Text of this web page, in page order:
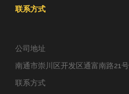
联系方式
公司地址
南通市崇川区开发区通富南路21号
联系方式